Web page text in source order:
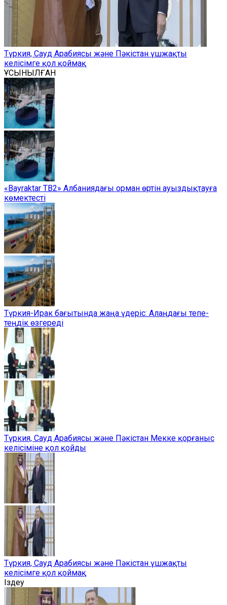
Түркия, Сауд Арабиясы және Пәкістан үшжақты
келісімге қол қоймақ
ҰСЫНЫЛҒАН
«Bayraktar TB2» Албаниядағы орман өртін ауыздықтауға
көмектесті
Түркия-Ирак бағытында жаңа үдеріс: Алаңдағы тепе-
теңдік өзгереді
Түркия, Сауд Арабиясы және Пәкістан Мекке қорғаныс
келісіміне қол қойды
Түркия, Сауд Арабиясы және Пәкістан үшжақты
келісімге қол қоймақ
Іздеу